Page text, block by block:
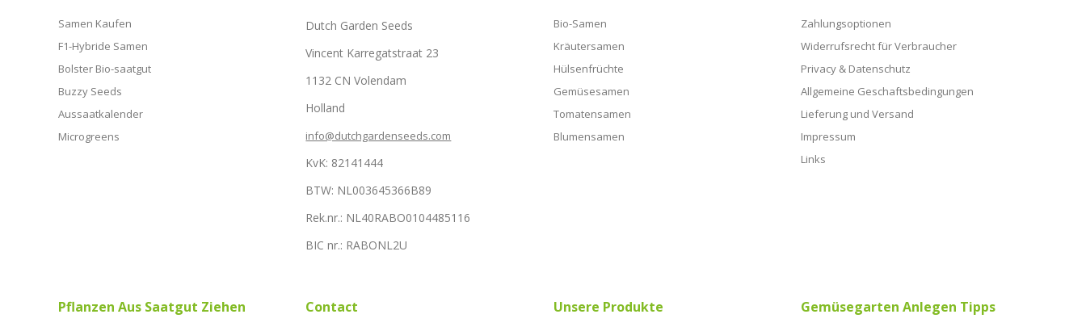
Samen Kaufen
F1-Hybride Samen
Bolster Bio-saatgut
Buzzy Seeds
Aussaatkalender
Microgreens
Dutch Garden Seeds
Vincent Karregatstraat 23
1132 CN Volendam
Holland
info@dutchgardenseeds.com
KvK: 82141444
BTW: NL003645366B89
Rek.nr.: NL40RABO0104485116
BIC nr.: RABONL2U
Bio-Samen
Kräutersamen
Hülsenfrüchte
Gemüsesamen
Tomatensamen
Blumensamen
Zahlungsoptionen
Widerrufsrecht für Verbraucher
Privacy & Datenschutz
Allgemeine Geschaftsbedingungen
Lieferung und Versand
Impressum
Links
Pflanzen Aus Saatgut Ziehen Contact Unsere Produkte Gemüsegarten Anlegen Tipps